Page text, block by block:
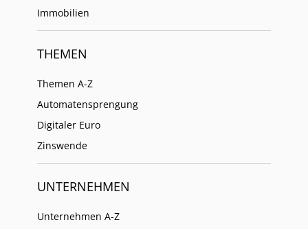
Immobilien
THEMEN
Themen A-Z
Automatensprengung
Digitaler Euro
Zinswende
UNTERNEHMEN
Unternehmen A-Z